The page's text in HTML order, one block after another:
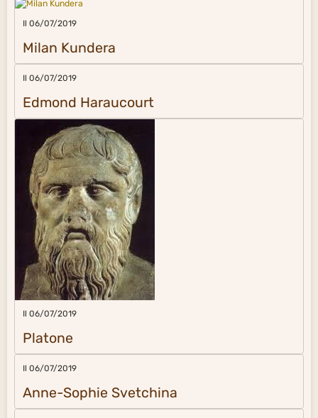
Il 06/07/2019
Milan Kundera
Il 06/07/2019
Edmond Haraucourt
Il 06/07/2019
Platone
Il 06/07/2019
Anne-Sophie Svetchina